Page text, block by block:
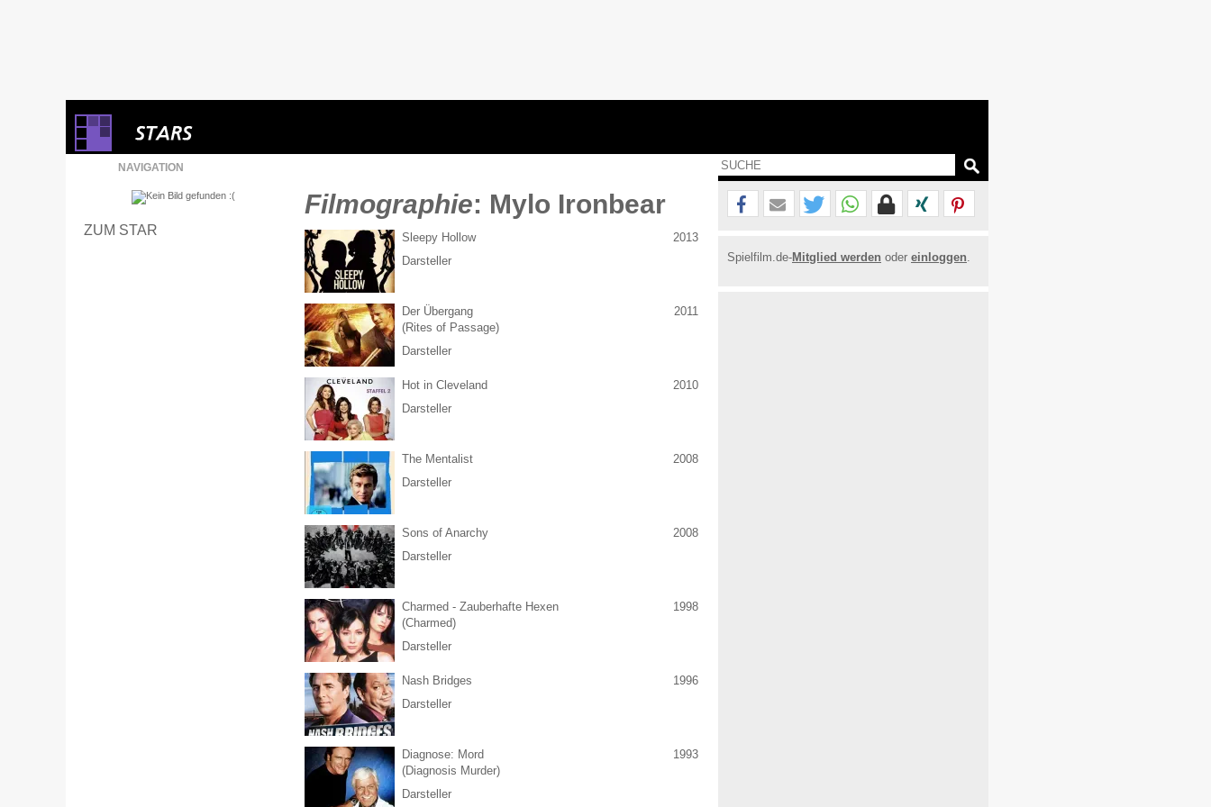
NAVIGATION
ZUM STAR
Filmographie: Mylo Ironbear
Sleepy Hollow
Darsteller
2013
Der Übergang
(Rites of Passage)
Darsteller
2011
Hot in Cleveland
Darsteller
2010
The Mentalist
Darsteller
2008
Sons of Anarchy
Darsteller
2008
Charmed - Zauberhafte Hexen
(Charmed)
Darsteller
1998
Nash Bridges
Darsteller
1996
Diagnose: Mord
(Diagnosis Murder)
Darsteller
1993
Spielfilm.de-Mitglied werden oder einloggen.